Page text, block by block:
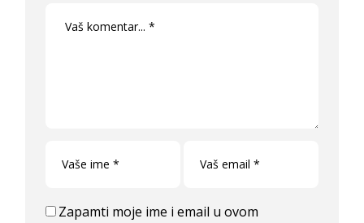
Zapamti moje ime i email u ovom